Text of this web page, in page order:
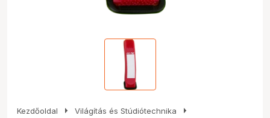
Kezdőoldal arrow_right Világítás és Stúdiótechnika arrow_right